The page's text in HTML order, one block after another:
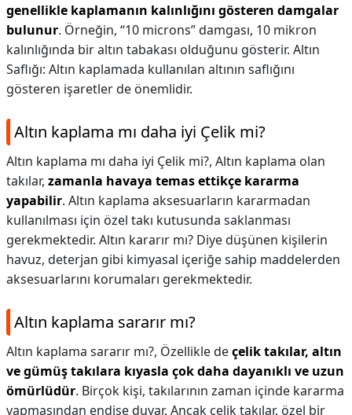
genellikle kaplamanın kalınlığını gösteren damgalar
bulunur. Örneğin, “10 microns” damgası, 10 mikron
kalınlığında bir altın tabakası olduğunu gösterir. Altın
Saflığı: Altın kaplamada kullanılan altının saflığını
gösteren işaretler de önemlidir.
Altın kaplama mı daha iyi Çelik mi?
Altın kaplama mı daha iyi Çelik mi?, Altın kaplama olan
takılar, zamanla havaya temas ettikçe kararma
yapabilir. Altın kaplama aksesuarların kararmadan
kullanılması için özel takı kutusunda saklanması
gerekmektedir. Altın kararır mı? Diye düşünen kişilerin
havuz, deterjan gibi kimyasal içeriğe sahip maddelerden
aksesuarlarını korumaları gerekmektedir.
Altın kaplama sararır mı?
Altın kaplama sararır mı?, Özellikle deçelik takılar, altın
ve gümüş takılara kıyasla çok daha dayanıklı ve uzun
ömürlüdür. Birçok kişi, takılarının zaman içinde kararma
yapmasından endişe duyar. Ancak çelik takılar, özel bir